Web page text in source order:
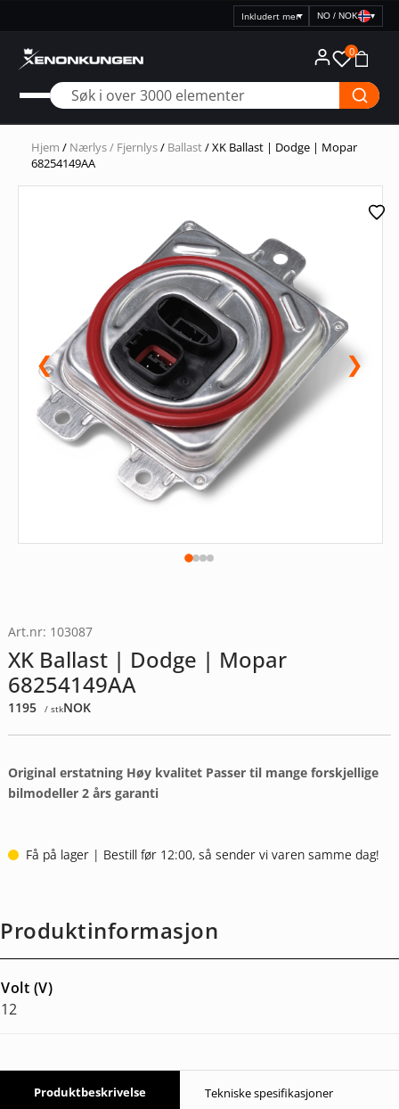
Velg
NO / NOK ▾
0
Hjem / Nærlys / Fjernlys/ Ballast/ XK Ballast | Dodge | Mopar
68254149AA
❮ ❯
Art.nr: 103087
XK Ballast | Dodge | Mopar
68254149AA
1195 / stkNOK
Original erstatning Høy kvalitet Passer til mange forskjellige
bilmodeller 2 års garanti
Få på lager | Bestill før 12:00, så sender vi varen samme dag!
Produktinformasjon
Volt (V)
12
Produktbeskrivelse Tekniske spesifikasjoner